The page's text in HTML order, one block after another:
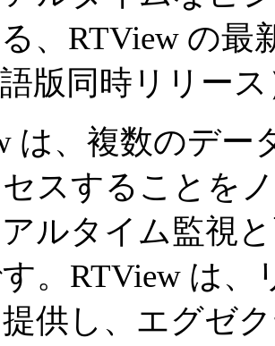
、RTView の最
語版同時リリー
は、複数のデ
スすることを
ルタイム監視
。RTView は
供し、エグゼ